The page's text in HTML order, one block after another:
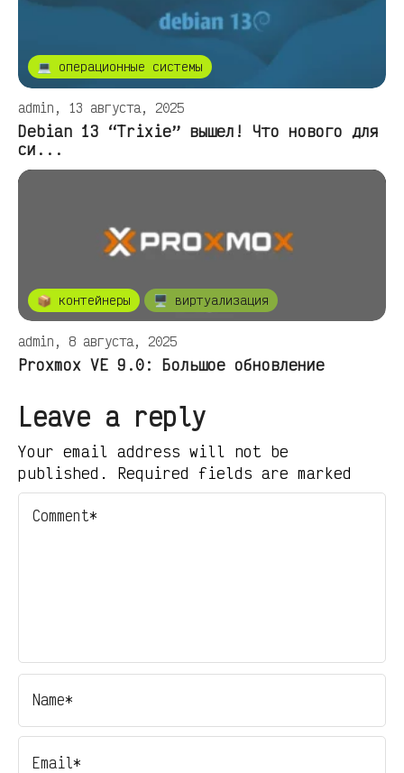
💻 операционные системы
admin, 13 августа, 2025
Debian 13 “Trixie” вышел! Что нового для
си...
📦 контейнеры 🖥️ виртуализация
admin, 8 августа, 2025
Proxmox VE 9.0: Большое обновление
Leave a reply
Your email address will not be
published. Required fields are marked